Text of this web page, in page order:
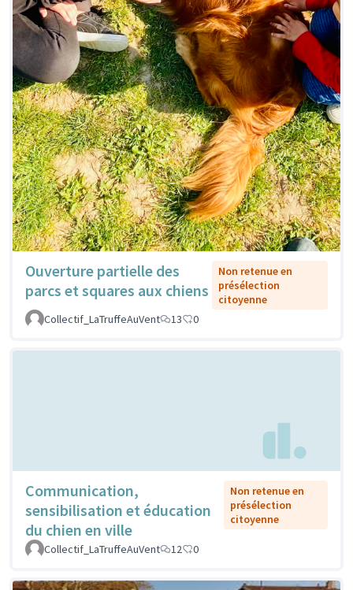
Ouverture partielle des
parcs et squares aux chiens
Non retenue en
présélection
citoyenne
Collectif_LaTruffeAuVent
13 0
Communication,
sensibilisation et éducation
du chien en ville
Non retenue en
présélection
citoyenne
Collectif_LaTruffeAuVent 12 0